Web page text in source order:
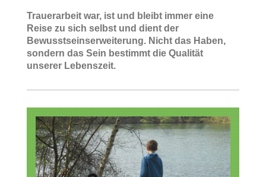
Trauerarbeit war, ist und bleibt immer eine
Reise zu sich selbst und dient der
Bewusstseinserweiterung. Nicht das Haben,
sondern das Sein bestimmt die Qualität
unserer Lebenszeit.